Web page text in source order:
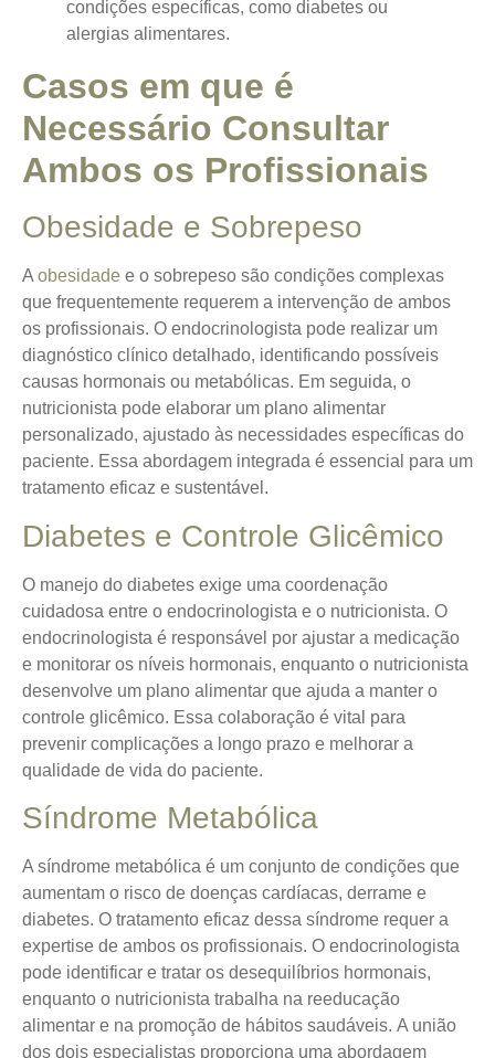
condições específicas, como diabetes ou
alergias alimentares.
Casos em que é
Necessário Consultar
Ambos os Profissionais
Obesidade e Sobrepeso
A obesidade e o sobrepeso são condições complexas
que frequentemente requerem a intervenção de ambos
os profissionais. O endocrinologista pode realizar um
diagnóstico clínico detalhado, identificando possíveis
causas hormonais ou metabólicas. Em seguida, o
nutricionista pode elaborar um plano alimentar
personalizado, ajustado às necessidades específicas do
paciente. Essa abordagem integrada é essencial para um
tratamento eficaz e sustentável.
Diabetes e Controle Glicêmico
O manejo do diabetes exige uma coordenação
cuidadosa entre o endocrinologista e o nutricionista. O
endocrinologista é responsável por ajustar a medicação
e monitorar os níveis hormonais, enquanto o nutricionista
desenvolve um plano alimentar que ajuda a manter o
controle glicêmico. Essa colaboração é vital para
prevenir complicações a longo prazo e melhorar a
qualidade de vida do paciente.
Síndrome Metabólica
A síndrome metabólica é um conjunto de condições que
aumentam o risco de doenças cardíacas, derrame e
diabetes. O tratamento eficaz dessa síndrome requer a
expertise de ambos os profissionais. O endocrinologista
pode identificar e tratar os desequilíbrios hormonais,
enquanto o nutricionista trabalha na reeducação
alimentar e na promoção de hábitos saudáveis. A união
dos dois especialistas proporciona uma abordagem